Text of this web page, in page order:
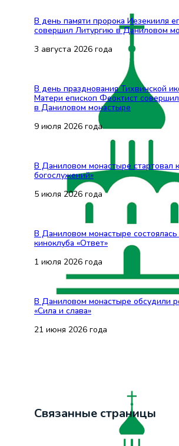
В день памяти пророка Иезекииля
совершил Литургию в Даниловом
3 августа 2026 года
В день празднования Тихвинской
Матери епископ Феоктист
в Даниловом монастыре
9 июля 2026 года
В Даниловом монастыре стартовал
богослужений»
5 июля 2026 года
В Даниловом монастыре состоялась
киноклуба «Ответ»
1 июля 2026 года
В Даниловом монастыре обсудили
«Сила и слава»
21 июня 2026 года
Связанные страницы